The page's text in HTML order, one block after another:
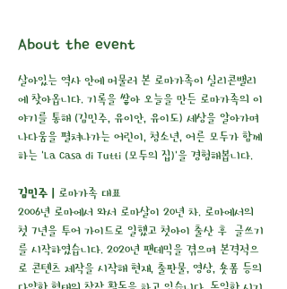
About the event
살아있는 역사 안에 머물러 본 로마가족이 실리콘밸리
에 찾아옵니다. 기록을 쌓아 오늘을 만든 로마가족의 이
야기를 통해 (김민주, 유이안, 유이도) 세상을 알아가며
나다움을 펼쳐나가는 어린이, 청소년, 어른 모두가 함께
하는 'La Casa di Tutti (모두의 집)'을 경험해봅니다.
김민주 | 로마가족 대표
2006년 로마에서 와서 로마살이 20년 차. 로마에서의
첫 7년을 투어 가이드로 일했고 첫아이 출산 후  글쓰기
를 시작하였습니다. 2020년 팬데믹을 겪으며 본격적으
로 콘텐츠 제작을 시작해 현재, 출판물, 영상, 숏폼 등의